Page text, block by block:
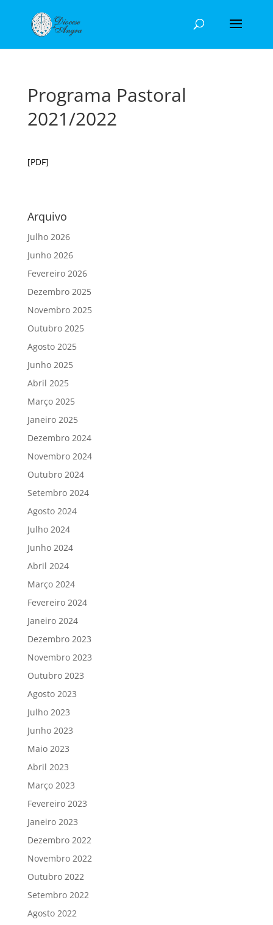
Programa Pastoral
2021/2022
[PDF]
Arquivo
Julho 2026
Junho 2026
Fevereiro 2026
Dezembro 2025
Novembro 2025
Outubro 2025
Agosto 2025
Junho 2025
Abril 2025
Março 2025
Janeiro 2025
Dezembro 2024
Novembro 2024
Outubro 2024
Setembro 2024
Agosto 2024
Julho 2024
Junho 2024
Abril 2024
Março 2024
Fevereiro 2024
Janeiro 2024
Dezembro 2023
Novembro 2023
Outubro 2023
Agosto 2023
Julho 2023
Junho 2023
Maio 2023
Abril 2023
Março 2023
Fevereiro 2023
Janeiro 2023
Dezembro 2022
Novembro 2022
Outubro 2022
Setembro 2022
Agosto 2022